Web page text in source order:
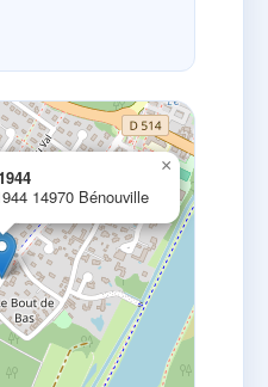
14970 Bénouville
×